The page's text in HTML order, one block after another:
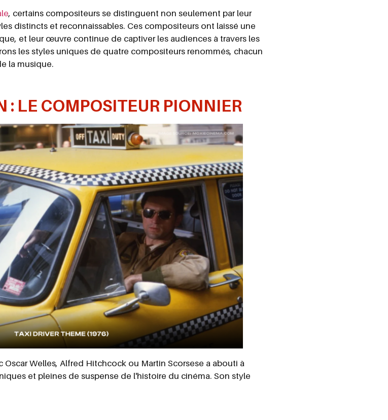
, certains compositeurs se distinguent non seulement par leur
distincts et reconnaissables. Ces compositeurs ont laissé une
et leur œuvre continue de captiver les audiences à travers les
les styles uniques de quatre compositeurs renommés, chacun
la musique.
: LE COMPOSITEUR PIONNIER
Welles, Alfred Hitchcock ou Martin Scorsese a abouti à
et pleines de suspense de l'histoire du cinéma. Son style